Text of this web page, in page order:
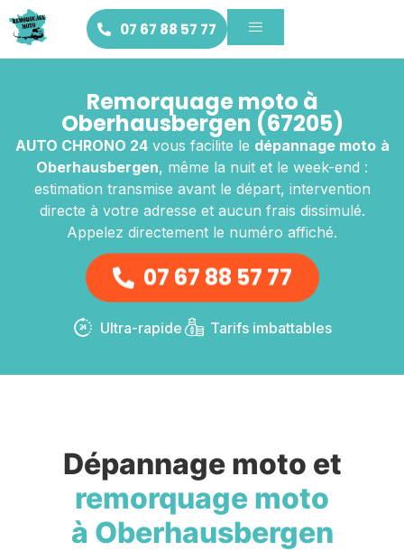
07 67 88 57 77
Remorquage moto à
Oberhausbergen (67205)
AUTO CHRONO 24vous facilite le dépannage moto à
Oberhausbergen, même la nuit et le week-end :
estimation transmise avant le départ, intervention
directe à votre adresse et aucun frais dissimulé.
Appelez directement le numéro affiché.
07 67 88 57 77
Ultra-rapide Tarifs imbattables
Dépannage moto et
remorquage moto
à Oberhausbergen